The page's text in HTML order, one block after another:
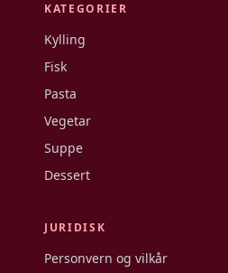
KATEGORIER
Kylling
Fisk
Pasta
Vegetar
Suppe
Dessert
JURIDISK
Personvern og vilkår